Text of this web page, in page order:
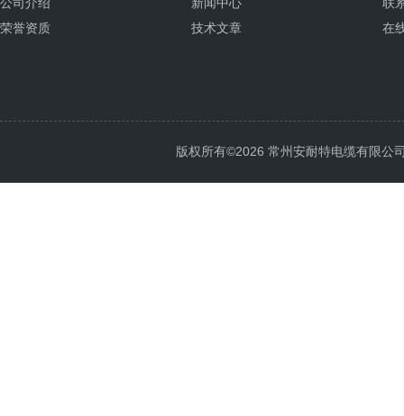
荣誉资质
技术文章
在
版权所有©2026 常州安耐特电缆有限